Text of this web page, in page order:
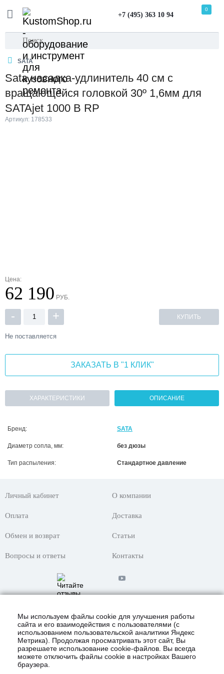
+7 (495) 363 10 94
0
SATA
Sata насадка-удлинитель 40 см с
вращающейся головкой 30º 1,6мм для
SATAjet 1000 B RP
Артикул: 178533
Цена:
62 190 РУБ.
- + КУПИТЬ
Не поставляется
ЗАКАЗАТЬ В "1 КЛИК"
ХАРАКТЕРИСТИКИ ОПИСАНИЕ
Бренд: SATA
Диаметр сопла, мм: без дюзы
Тип распыления: Стандартное давление
Личный кабинет О компании
Оплата Доставка
Обмен и возврат Статьи
Вопросы и ответы Контакты
Мы используем файлы cookie для улучшения работы
сайта и его взаимодействия с пользователями (с
использованием пользовательской аналитики Яндекс
Метрика). Продолжая просматривать этот сайт, Вы
разрешаете использование cookie-файлов. Вы всегда
можете отключить файлы cookie в настройках Вашего
браузера.